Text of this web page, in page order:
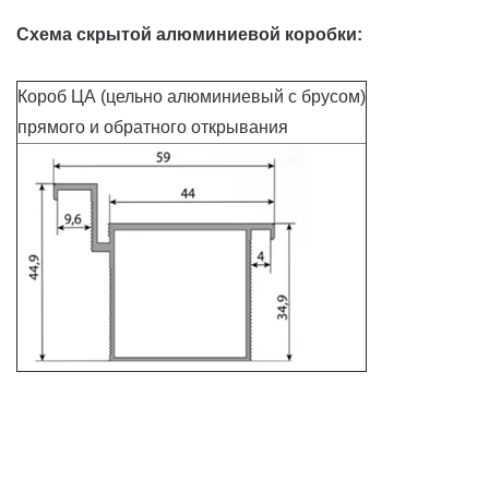
Схема скрытой алюминиевой коробки:
Короб ЦА (цельно алюминиевый с брусом)
прямого и обратного открывания